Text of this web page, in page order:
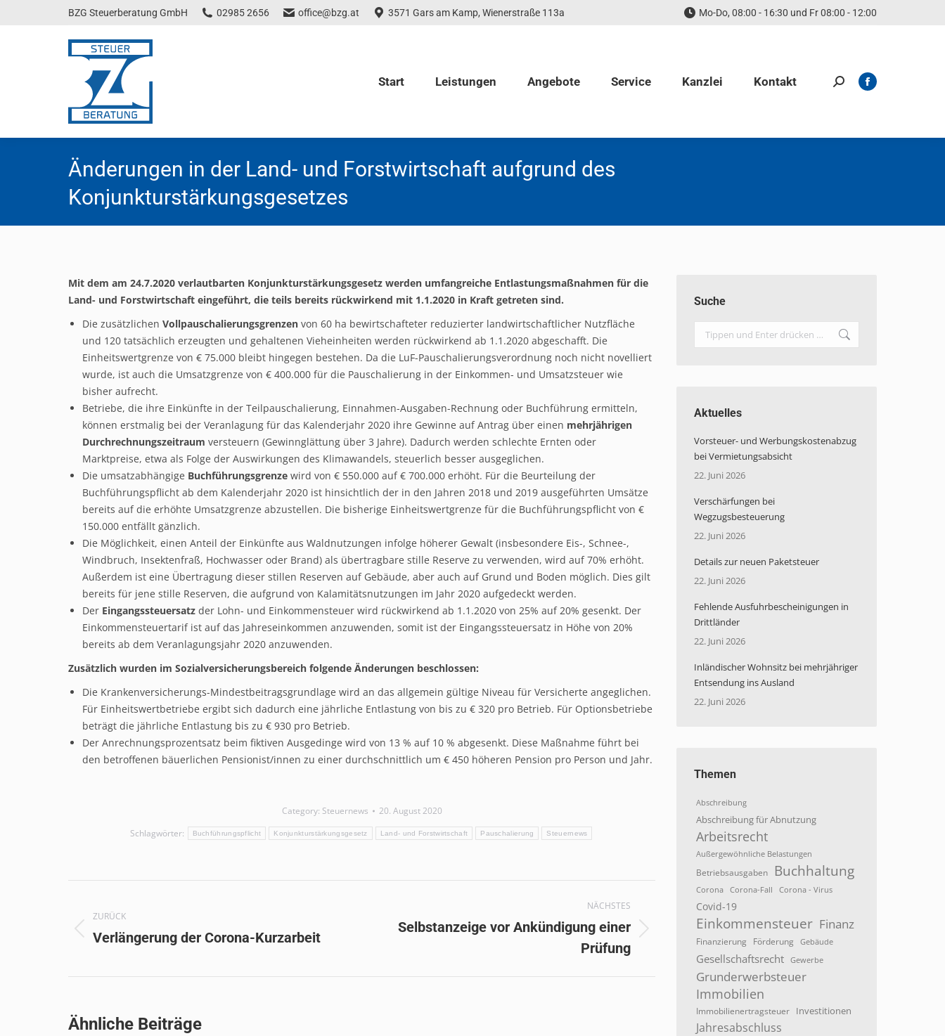
BZG Steuerberatung GmbH 02985 2656 office@bzg.at 3571 Gars am Kamp, Wienerstraße 113a Mo-Do, 08:00 - 16:30 und Fr 08:00 - 12:00
Start Leistungen Angebote Service Kanzlei Kontakt Search:Facebook
Änderungen in der Land- und Forstwirtschaft aufgrund des
Konjunkturstärkungsgesetzes
Mit dem am 24.7.2020 verlautbarten Konjunkturstärkungsgesetz werden umfangreiche Entlastungsmaßnahmen für die
Land- und Forstwirtschaft eingeführt, die teils bereits rückwirkend mit 1.1.2020 in Kraft getreten sind.
Die zusätzlichen Vollpauschalierungsgrenzen von 60 ha bewirtschafteter reduzierter landwirtschaftlicher Nutzfläche
und 120 tatsächlich erzeugten und gehaltenen Vieheinheiten werden rückwirkend ab 1.1.2020 abgeschafft. Die
Einheitswertgrenze von € 75.000 bleibt hingegen bestehen. Da die LuF-Pauschalierungsverordnung noch nicht novelliert
wurde, ist auch die Umsatzgrenze von € 400.000 für die Pauschalierung in der Einkommen- und Umsatzsteuer wie
bisher aufrecht.
Betriebe, die ihre Einkünfte in der Teilpauschalierung, Einnahmen-Ausgaben-Rechnung oder Buchführung ermitteln,
können erstmalig bei der Veranlagung für das Kalenderjahr 2020 ihre Gewinne auf Antrag über einen mehrjährigen
Durchrechnungszeitraum versteuern (Gewinnglättung über 3 Jahre). Dadurch werden schlechte Ernten oder
Marktpreise, etwa als Folge der Auswirkungen des Klimawandels, steuerlich besser ausgeglichen.
Die umsatzabhängige Buchführungsgrenze wird von € 550.000 auf € 700.000 erhöht. Für die Beurteilung der
Buchführungspflicht ab dem Kalenderjahr 2020 ist hinsichtlich der in den Jahren 2018 und 2019 ausgeführten Umsätze
bereits auf die erhöhte Umsatzgrenze abzustellen. Die bisherige Einheitswertgrenze für die Buchführungspflicht von €
150.000 entfällt gänzlich.
Die Möglichkeit, einen Anteil der Einkünfte aus Waldnutzungen infolge höherer Gewalt (insbesondere Eis-, Schnee-,
Windbruch, Insektenfraß, Hochwasser oder Brand) als übertragbare stille Reserve zu verwenden, wird auf 70% erhöht.
Außerdem ist eine Übertragung dieser stillen Reserven auf Gebäude, aber auch auf Grund und Boden möglich. Dies gilt
bereits für jene stille Reserven, die aufgrund von Kalamitätsnutzungen im Jahr 2020 aufgedeckt werden.
Der Eingangssteuersatz der Lohn- und Einkommensteuer wird rückwirkend ab 1.1.2020 von 25% auf 20% gesenkt. Der
Einkommensteuertarif ist auf das Jahreseinkommen anzuwenden, somit ist der Eingangssteuersatz in Höhe von 20%
bereits ab dem Veranlagungsjahr 2020 anzuwenden.
Zusätzlich wurden im Sozialversicherungsbereich folgende Änderungen beschlossen:
Die Krankenversicherungs-Mindestbeitragsgrundlage wird an das allgemein gültige Niveau für Versicherte angeglichen.
Für Einheitswertbetriebe ergibt sich dadurch eine jährliche Entlastung von bis zu € 320 pro Betrieb. Für Optionsbetriebe
beträgt die jährliche Entlastung bis zu € 930 pro Betrieb.
Der Anrechnungsprozentsatz beim fiktiven Ausgedinge wird von 13 % auf 10 % abgesenkt. Diese Maßnahme führt bei
den betroffenen bäuerlichen Pensionist/innen zu einer durchschnittlich um € 450 höheren Pension pro Person und Jahr.
Category: Steuernews
20. August 2020
Schlagwörter:
Buchführungspflicht Konjunkturstärkungsgesetz Land- und Forstwirtschaft Pauschalierung Steuernews
ZURÜCK
Vorheriger
Verlängerung der Corona-Kurzarbeit
NÄCHSTES
Nächster
Selbstanzeige vor Ankündigung einer
Prüfung
Ähnliche Beiträge
Suche
Aktuelles
Vorsteuer- und Werbungskostenabzug
bei Vermietungsabsicht
22. Juni 2026
Verschärfungen bei
Wegzugsbesteuerung
22. Juni 2026
Details zur neuen Paketsteuer
22. Juni 2026
Fehlende Ausfuhrbescheinigungen in
Drittländer
22. Juni 2026
Inländischer Wohnsitz bei mehrjähriger
Entsendung ins Ausland
22. Juni 2026
Themen
Abschreibung
Abschreibung für Abnutzung
Arbeitsrecht
Außergewöhnliche Belastungen
Betriebsausgaben Buchhaltung
Corona Corona-Fall Corona - Virus
Covid-19
Einkommensteuer Finanz
Finanzierung Förderung Gebäude
Gesellschaftsrecht Gewerbe
Grunderwerbsteuer
Immobilien
Immobilienertragsteuer Investitionen
Jahresabschluss